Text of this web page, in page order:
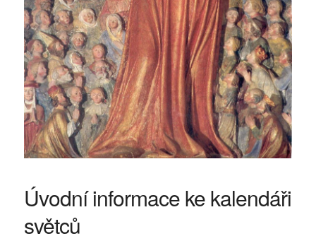
Úvodní informace ke kalendáři
světců